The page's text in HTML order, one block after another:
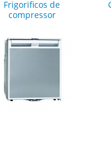
Frigorificos de
compressor